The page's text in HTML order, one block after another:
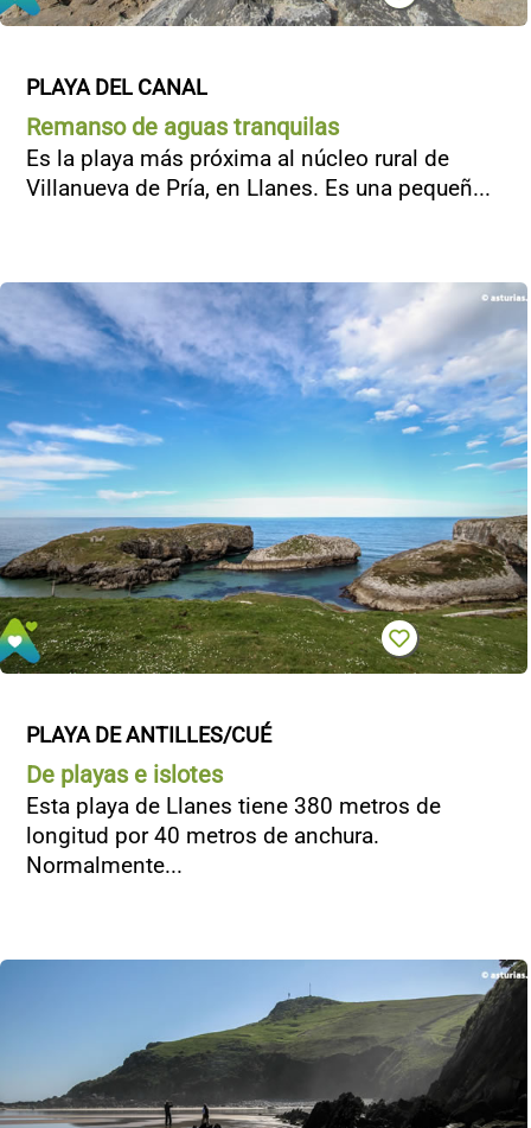
PLAYA DEL CANAL
Remanso de aguas tranquilas
Es la playa más próxima al núcleo rural de
Villanueva de Pría, en Llanes. Es una pequeñ...
PLAYA DE ANTILLES/CUÉ
De playas e islotes
Esta playa de Llanes tiene 380 metros de
longitud por 40 metros de anchura.
Normalmente...